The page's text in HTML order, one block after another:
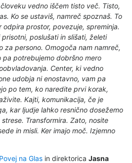
vedno iščem tisto več. Tisto,
Ko se ustaviš, namreč spoznaš. To
odpira prostor, povezuje, spreminja.
poslušati in slišati, želeti
za persono. Omogoča nam namreč,
pa potrebujemo dobršno mero
Center, ki vedno
udobja ni enostavno, vam pa
po tem, ko naredite prvi korak,
Kajti, komunikacija, če je
kar ljudje lahko resnično dosežemo
Transformira. Zato, nosite
in misli. Ker imajo moč. Izjemno
na Glas in direktorica Jasna